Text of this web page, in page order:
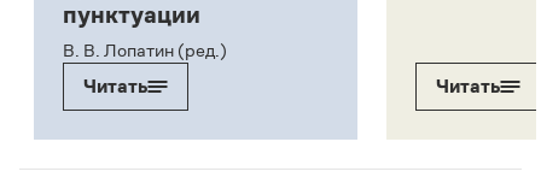
пунктуации
В. В. Лопатин (ред.)
Читать
Читать